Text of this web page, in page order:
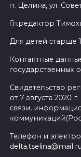
п. Целина, ул.
Гл.редактор
Для детей старше
Контактные
государственных
Свидетельство
от 7 августа 2020
связи,
Телефон и